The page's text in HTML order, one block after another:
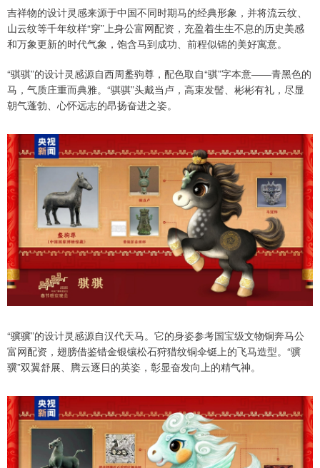
吉祥物的设计灵感来源于中国不同时期马的经典形象，并将流云纹、
山云纹等千年纹样“穿”上身公富网配资，充盈着生生不息的历史美感
和万象更新的时代气象，饱含马到成功、前程似锦的美好寓意。
“骐骐”的设计灵感源自西周盠驹尊，配色取自“骐”字本意——青黑色的
马，气质庄重而典雅。“骐骐”头戴当卢，高束发髻、彬彬有礼，尽显
朝气蓬勃、心怀远志的昂扬奋进之姿。
“骥骥”的设计灵感源自汉代天马。它的身姿参考国宝级文物铜奔马公
富网配资，翅膀借鉴错金银镶松石狩猎纹铜伞铤上的飞马造型。“骥
骥”双翼舒展、腾云逐日的英姿，彰显奋发向上的精气神。